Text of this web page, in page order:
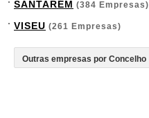
SANTARÉM (384 Empresas)
VISEU (261 Empresas)